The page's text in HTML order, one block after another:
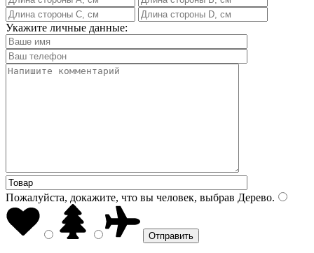
Укажите личные данные:
Пожалуйста, докажите, что вы человек, выбрав Дерево.